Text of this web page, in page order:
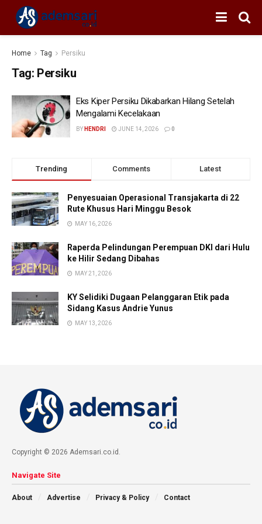
Home Tag Persiku
Tag: Persiku
Eks Kiper Persiku Dikabarkan Hilang Setelah
Mengalami Kecelakaan
BY HENDRI JUNE 14, 2026 0
Trending Comments Latest
Penyesuaian Operasional Transjakarta di 22
Rute Khusus Hari Minggu Besok
MAY 16, 2026
Raperda Pelindungan Perempuan DKI dari Hulu
ke Hilir Sedang Dibahas
MAY 21, 2026
KY Selidiki Dugaan Pelanggaran Etik pada
Sidang Kasus Andrie Yunus
MAY 13, 2026
Copyright © 2026 Ademsari.co.id.
Navigate Site
About Advertise Privacy & Policy Contact